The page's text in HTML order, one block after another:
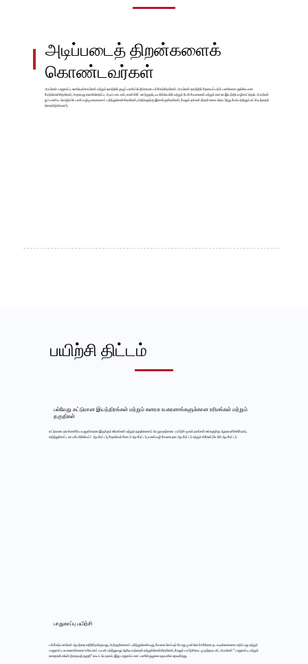
அடிப்படைத் திறன்களைக்
கொண்டவர்கள்
அவர்கள் பாதுகாப்பு உணர்வுள்ளவர்கள் மற்றும் தளத்தில் குழுப்பணியில் தீவிரமாக பங்கேற்கிறார்கள். அவர்கள் தளத்தில் தேவைப்படும் பணிகளை துல்லியமாக
மேற்கொள்கிறார்கள், அதாவது கணக்கெடுப்பு அடிப்படைகள், கான்கிரீட் ஊற்றுதல், ஃபார்ம்வொர்க் மற்றும் ரீபார் வேலைகள் மற்றும் கனரக இயந்திர வழிகாட்டுதல். அவர்கள்
ஜப்பானிய மொழியில் பணி வழிமுறைகளைப் புரிந்துகொள்கிறார்கள், விதிகளுக்கு இணங்குகிறார்கள், மேலும் தங்கள் திறன்களை தொடர்ந்து மேம்படுத்தும் லட்சியத்தைக்
கொண்டுள்ளனர்.
பயிற்சி திட்டம்
பல்வேறு கட்டுமான இயந்திரங்கள் மற்றும் கனரக உபகரணங்களுக்கான உரிமங்கள் மற்றும்
தகுதிகள்
கட்டுமான தளங்களில் பயனுள்ளதாக இருக்கும் உரிமங்கள் மற்றும் தகுதிகளைப் பெறுவதற்கான பயிற்சி மூலம் நாங்கள் உங்களுக்கு ஆதரவளிக்கிறோம்,
எடுத்துக்காட்டாக ஃபோர்க்லிஃப்ட் ஆபரேட்டர், ஷோவெல் லோடர் ஆபரேட்டர், வான்வழி வேலை தள ஆபரேட்டர் மற்றும் கிரேன்/டெரிக் ஆபரேட்டர்.
பாதுகாப்பு பயிற்சி
பங்கேற்பாளர்கள் ஆபத்தை எதிர்நோக்குவது, அறிகுறிகளைப் புரிந்துகொள்வது, வேலை செய்யும் போது முன்னெச்சரிக்கை நடவடிக்கைகளை எடுப்பது மற்றும்
பாதுகாப்பு உபகரணங்களை சரியாகப் பயன்படுத்துவது ஆகியவற்றைக் கற்றுக்கொள்கிறார்கள், மேலும் பயிற்சியை முடித்தவுடன், அவர்கள் "பாதுகாப்பு மற்றும்
சுகாதாரக் கல்வி நிறைவுத் தகுதி"யைப் பெறலாம். இது பாதுகாப்பான பணிச்சூழலை உருவாக்க உதவுகிறது.